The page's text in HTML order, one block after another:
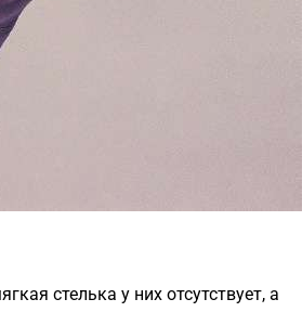
стелька у них отсутствует, а